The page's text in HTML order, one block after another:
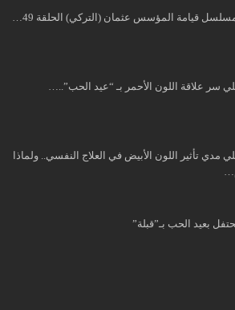
قيامة المؤسس عثمان (التركي) الحلقة 49…
سر علاقة اللون الأحمر بـ “عيد الحب”..…
مدي تأثير اللون الأبيض في العلاج النفسي.. ولماذا
بعيد الحب بـ”قبلة”